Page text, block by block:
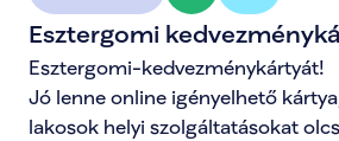
Esztergomi
Esztergomi-kedvezménykártyát!
Jó lenne online igényelhető
lakosok helyi szolgáltatásokat